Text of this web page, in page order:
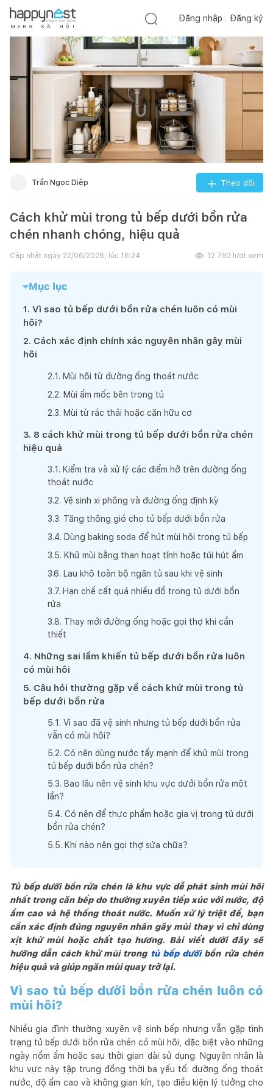
M Ạ N G X Ã H Ộ I
Đăng nhập Đăng ký
Trần Ngọc Diệp Theo dõi
Cách khử mùi trong tủ bếp dưới bồn rửa
chén nhanh chóng, hiệu quả
Cập nhật ngày 22/06/2026, lúc 16:24 12.792 lượt xem
Mục lục
1. Vì sao tủ bếp dưới bồn rửa chén luôn có mùi
hôi?
2. Cách xác định chính xác nguyên nhân gây mùi
hôi
2.1 . Mùi hôi từ đường ống thoát nước
2.2. Mùi ẩm mốc bên trong tủ
2.3. Mùi từ rác thải hoặc cặn hữu cơ
3. 8 cách khử mùi trong tủ bếp dưới bồn rửa chén
hiệu quả
3.1 . Kiểm tra và xử lý các điểm hở trên đường ống
thoát nước
3.2. Vệ sinh xi phông và đường ống định kỳ
3.3. Tăng thông gió cho tủ bếp dưới bồn rửa
3.4. Dùng baking soda để hút mùi hôi trong tủ bếp
3.5. Khử mùi bằng than hoạt tính hoặc túi hút ẩm
3.6. Lau khô toàn bộ ngăn tủ sau khi vệ sinh
3.7. Hạn chế cất quá nhiều đồ trong tủ dưới bồn
rửa
3.8. Thay mới đường ống hoặc gọi thợ khi cần
thiết
4. Những sai lầm khiến tủ bếp dưới bồn rửa luôn
có mùi hôi
5. Câu hỏi thường gặp về cách khử mùi trong tủ
bếp dưới bồn rửa
5.1 . Vì sao đã vệ sinh nhưng tủ bếp dưới bồn rửa
vẫn có mùi hôi?
5.2. Có nên dùng nước tẩy mạnh để khử mùi trong
tủ bếp dưới bồn rửa chén?
5.3. Bao lâu nên vệ sinh khu vực dưới bồn rửa một
lần?
5.4. Có nên để thực phẩm hoặc gia vị trong tủ dưới
bồn rửa chén?
5.5. Khi nào nên gọi thợ sửa chữa?
Tủ bếp dưới bồn rửa chén là khu vực dễ phát sinh mùi hôi
nhất trong căn bếp do thường xuyên tiếp xúc với nước, độ
ẩm cao và hệ thống thoát nước. Muốn xử lý triệt để, bạn
cần xác định đúng nguyên nhân gây mùi thay vì chỉ dùng
xịt khử mùi hoặc chất tạo hương. Bài viết dưới đây sẽ
hướng dẫn cách khử mùi trong tủ bếp dướibồn rửa chén
hiệu quả và giúp ngăn mùi quay trở lại.
Vì sao tủ bếp dưới bồn rửa chén luôn có
mùi hôi?
Nhiều gia đình thường xuyên vệ sinh bếp nhưng vẫn gặp tình
trạng tủ bếp dưới bồn rửa chén có mùi hôi, đặc biệt vào những
ngày nồm ẩm hoặc sau thời gian dài sử dụng. Nguyên nhân là
khu vực này tập trung đồng thời ba yếu tố: đường ống thoát
nước, độ ẩm cao và không gian kín, tạo điều kiện lý tưởng cho